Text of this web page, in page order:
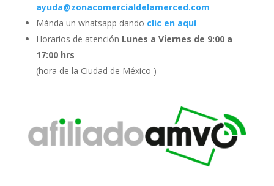
ayuda@zonacomercialdelamerced.com
Mánda un whatsapp dando clic en aquí
Horarios de atención Lunes a Viernes de 9:00 a
17:00 hrs
(hora de la Ciudad de México )